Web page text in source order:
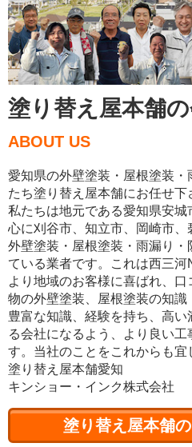
塗り替え屋本舗
ABOUT US
愛知県の外壁塗装・屋根塗装
たち塗り替え屋本舗にお任せ下
私たちは地元である愛知県安
心に刈谷市、知立市、岡崎市
外壁塗装・屋根塗装・雨漏り
ている業者です。これは西三河
より地域のお客様に喜ばれ、
物の外壁塗装、屋根塗装の知識
豊富な知識、経験を持ち、高
る会社になるよう、より良い工
す。当社のことをこれからも宜
塗り替え屋本舗愛知
キンショー・インク株式会社
塗り替え屋本舗